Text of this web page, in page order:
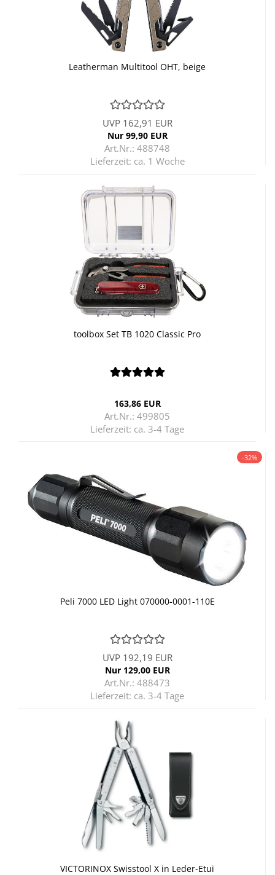
Lea­ther­man Mul­ti­tool OHT, beige
UVP 162,91 EUR
Nur 99,90 EUR
Art.Nr.: 488748
Lieferzeit: ca. 1 Woche
tool­box Set TB 1020 Clas­sic Pro
163,86 EUR
Art.Nr.: 499805
Lieferzeit: ca. 3-4 Tage
-32%
Peli 7000 LED Light 070000-​​0001-​110E
UVP 192,19 EUR
Nur 129,00 EUR
Art.Nr.: 488473
Lieferzeit: ca. 3-4 Tage
VIC­TO­RI­NOX Swis­stool X in Leder-​​Etui